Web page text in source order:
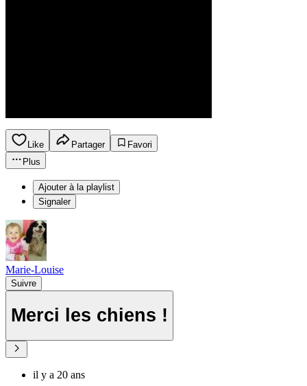
Like Partager
Favori
Plus
Ajouter à la playlist
Signaler
Marie-Louise
Suivre
Merci les chiens !
il y a 20 ans